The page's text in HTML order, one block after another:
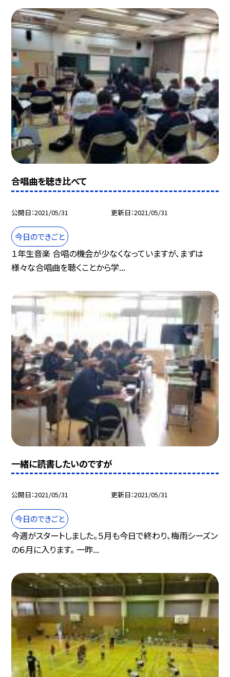
合唱曲を聴き比べて
公開日 2021/05/31 更新日 2021/05/31
今日のできごと
１年生音楽 合唱の機会が少なくなっていますが、まずは
様々な合唱曲を聴くことから学...
一緒に読書したいのですが
公開日 2021/05/31 更新日 2021/05/31
今日のできごと
今週がスタートしました。５月も今日で終わり、梅雨シーズン
の６月に入ります。 一昨...